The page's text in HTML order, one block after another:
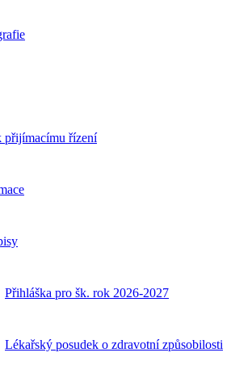
přijímacímu řízení
Přihláška pro šk. rok 2026-2027
Lékařský posudek o zdravotní způsobilosti